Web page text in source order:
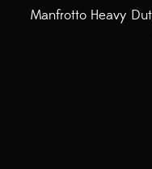
Manfrotto Heavy